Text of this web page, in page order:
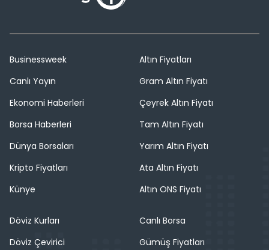
Businessweek
Canlı Yayın
Ekonomi Haberleri
Borsa Haberleri
Dünya Borsaları
Kripto Fiyatları
Künye
Altın Fiyatları
Gram Altın Fiyatı
Çeyrek Altın Fiyatı
Tam Altın Fiyatı
Yarım Altın Fiyatı
Ata Altın Fiyatı
Altın ONS Fiyatı
Döviz Kurları
Döviz Çevirici
Canlı Borsa
Gümüş Fiyatları